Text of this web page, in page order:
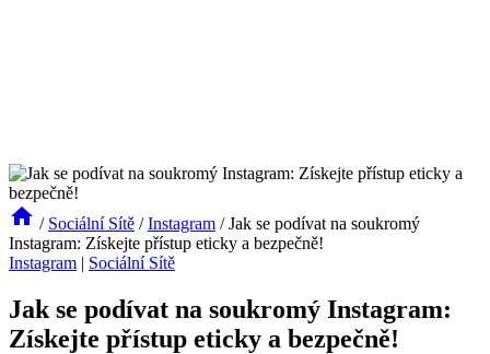
/ Sociální Sítě / Instagram / Jak se podívat na soukromý
Instagram: Získejte přístup eticky a bezpečně!
Instagram | Sociální Sítě
Jak se podívat na soukromý Instagram:
Získejte přístup eticky a bezpečně!